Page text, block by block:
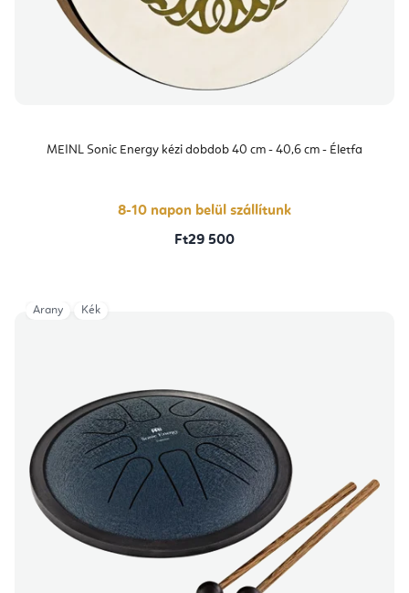
MEINL Sonic Energy kézi dobdob 40 cm - 40,6 cm - Életfa
8-10 napon belül szállítunk
Ft29 500
Arany Kék